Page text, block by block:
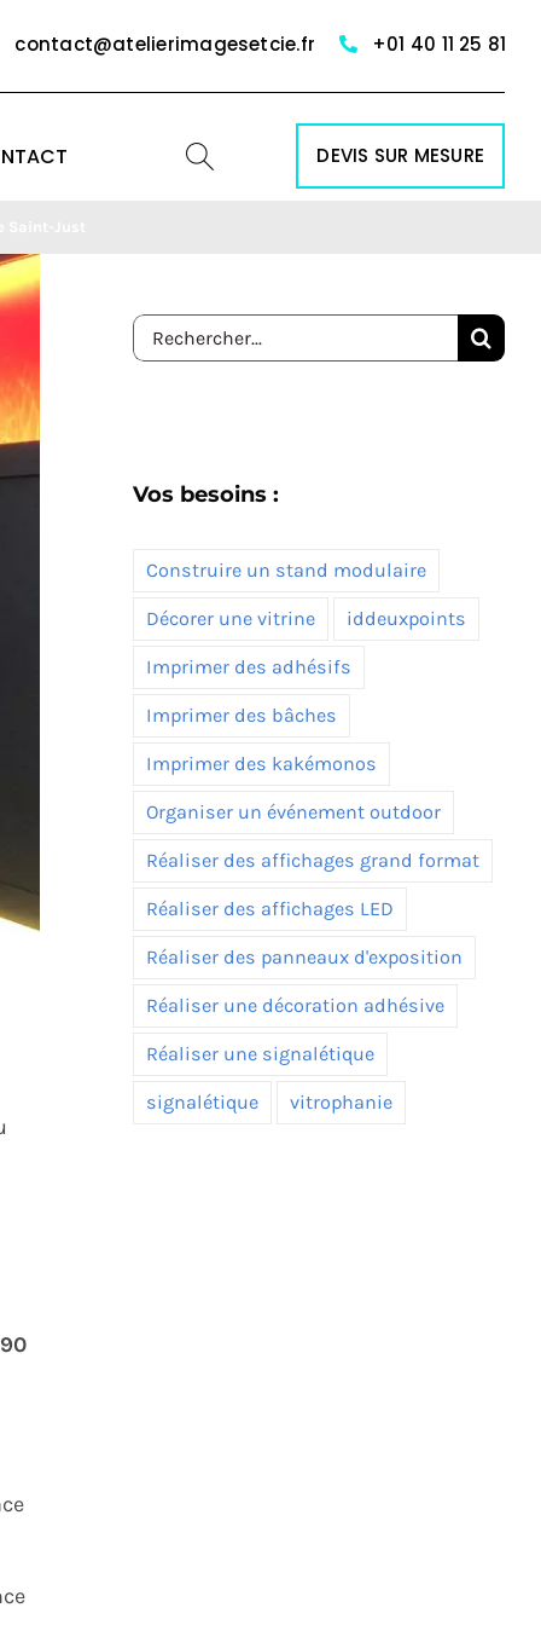
contact@atelierimagesetcie.fr +01 40 11 25 81
DEVIS SUR MESURE
Rechercher:
Vos besoins :
Construire un stand modulaire
Décorer une vitrine iddeuxpoints
Imprimer des adhésifs
Imprimer des bâches
Imprimer des kakémonos
Organiser un événement outdoor
Réaliser des affichages grand format
Réaliser des affichages LED
Réaliser des panneaux d'exposition
Réaliser une décoration adhésive
Réaliser une signalétique
signalétique vitrophanie